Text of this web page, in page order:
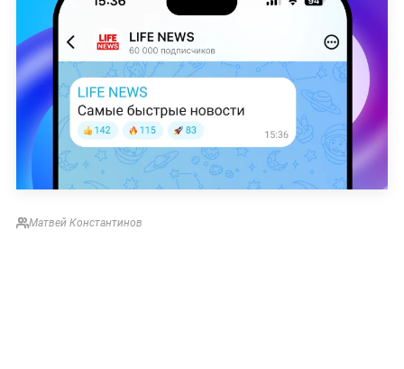
Матвей Константинов